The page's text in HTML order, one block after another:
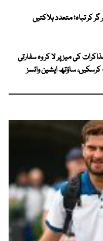
کی میز پر لا کر وہ سفارتی
کرسکیں، ساؤتھ ایشین وائسز